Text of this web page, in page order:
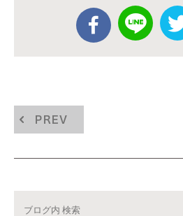
PREV